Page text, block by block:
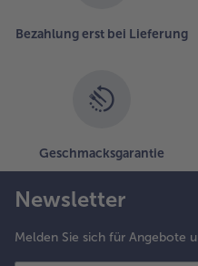
Bezahlung erst bei Lieferung
Geschmacksgarantie
Newsletter
Melden Sie sich für Angebote